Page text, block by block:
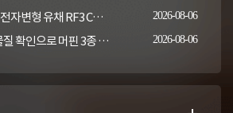
유럽식품안전청, 유전자변형 유채 RF3 CQ Brassica juncea 평가 2026-08-06
일본, 곰팡이 같은 물질 확인으로 머핀 3종 회수 2026-08-06